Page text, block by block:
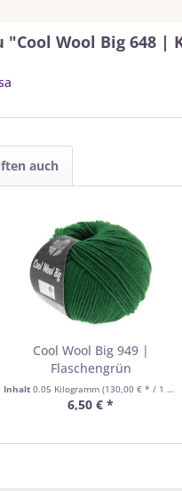
Wool Big 648 |
auch
Cool Wool Big 949 |
Flaschengrün
Inhalt 0.05 Kilogramm (130,00 € * / 1 Kilogramm)
6,50 € *